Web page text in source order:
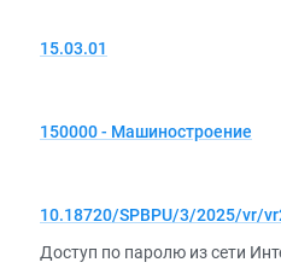
15.03.01
150000 - Машиностроение
10.18720/SPBPU/3/2025/vr/
Доступ по паролю из сети